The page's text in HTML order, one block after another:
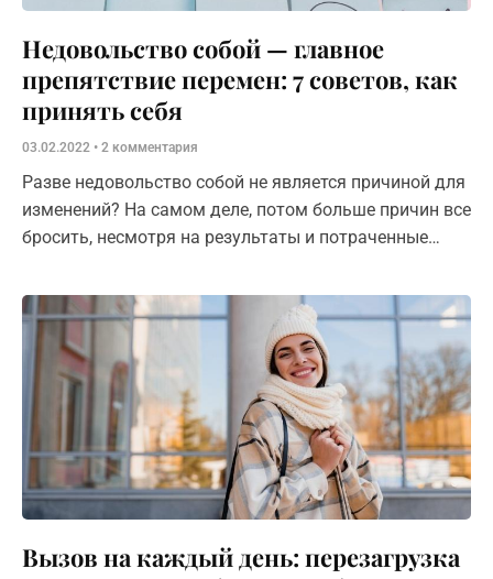
Недовольство собой — главное
препятствие перемен: 7 советов, как
принять себя
03.02.2022 2 комментария
Разве недовольство собой не является причиной для
изменений? На самом деле, потом больше причин все
бросить, несмотря на результаты и потраченные
Вызов на каждый день: перезагрузка